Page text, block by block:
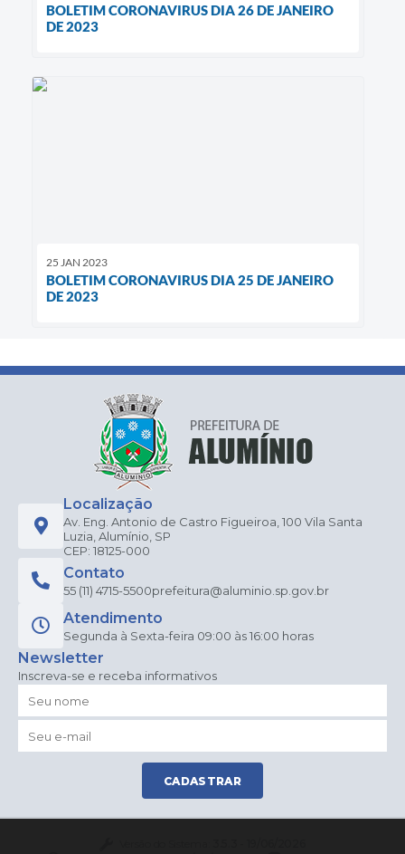
BOLETIM CORONAVIRUS DIA 26 DE JANEIRO
DE 2023
25 JAN 2023
BOLETIM CORONAVIRUS DIA 25 DE JANEIRO
DE 2023
Localização
Av. Eng. Antonio de Castro Figueiroa, 100 Vila Santa
Luzia, Alumínio, SP
CEP: 18125-000
Contato
55 (11) 4715-5500prefeitura@aluminio.sp.gov.br
Atendimento
Segunda à Sexta-feira 09:00 às 16:00 horas
Newsletter
Inscreva-se e receba informativos
CADASTRAR